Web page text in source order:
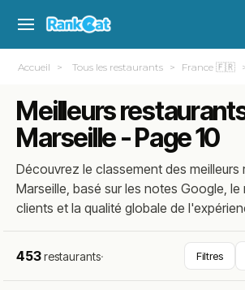
Accueil Tous les restaurants France 🇫🇷
Meilleurs
Marseille - Page 10
Découvrez le classement des meilleurs
Marseille, basé sur les notes Google,
clients et la qualité globale de
453restaurants· Filtres